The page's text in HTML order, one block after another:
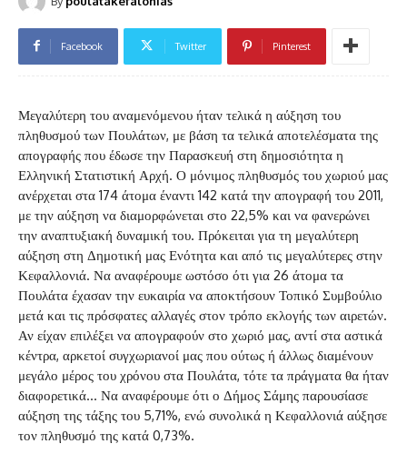
Facebook Twitter Pinterest
Μεγαλύτερη του αναμενόμενου ήταν τελικά η αύξηση του
πληθυσμού των Πουλάτων, με βάση τα τελικά αποτελέσματα της
απογραφής που έδωσε την Παρασκευή στη δημοσιότητα η
Ελληνική Στατιστική Αρχή. Ο μόνιμος πληθυσμός του χωριού μας
ανέρχεται στα 174 άτομα έναντι 142 κατά την απογραφή του 2011,
με την αύξηση να διαμορφώνεται στο 22,5% και να φανερώνει
την αναπτυξιακή δυναμική του. Πρόκειται για τη μεγαλύτερη
αύξηση στη Δημοτική μας Ενότητα και από τις μεγαλύτερες στην
Κεφαλλονιά. Να αναφέρουμε ωστόσο ότι για 26 άτομα τα
Πουλάτα έχασαν την ευκαιρία να αποκτήσουν Τοπικό Συμβούλιο
μετά και τις πρόσφατες αλλαγές στον τρόπο εκλογής των αιρετών.
Αν είχαν επιλέξει να απογραφούν στο χωριό μας, αντί στα αστικά
κέντρα, αρκετοί συγχωριανοί μας που ούτως ή άλλως διαμένουν
μεγάλο μέρος του χρόνου στα Πουλάτα, τότε τα πράγματα θα ήταν
διαφορετικά… Να αναφέρουμε ότι ο Δήμος Σάμης παρουσίασε
αύξηση της τάξης του 5,71%, ενώ συνολικά η Κεφαλλονιά αύξησε
τον πληθυσμό της κατά 0,73%.